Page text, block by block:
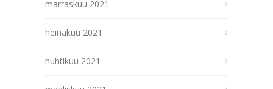
marraskuu 2021
heinäkuu 2021
huhtikuu 2021